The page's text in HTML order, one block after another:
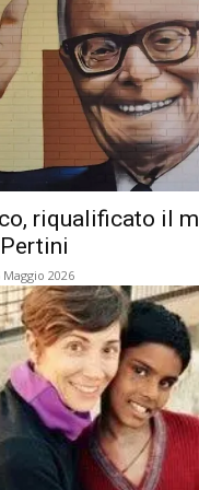
riqualificato il
Maggio 2026